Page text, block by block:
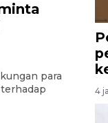
para
4